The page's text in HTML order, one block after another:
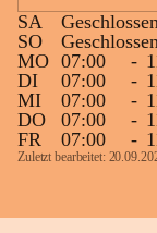
SA
SO
MO 07:00 -
DI
07:00 -
MI
07:00 -
DO
07:00 -
FR
07:00 -
Zuletzt bearbeitet: